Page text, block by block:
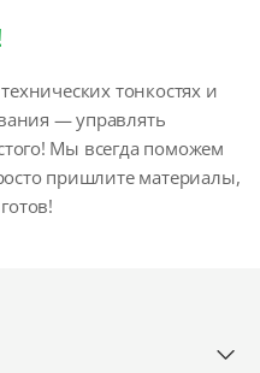
тонкостях и
— управлять
Мы всегда поможем
пришлите материалы,